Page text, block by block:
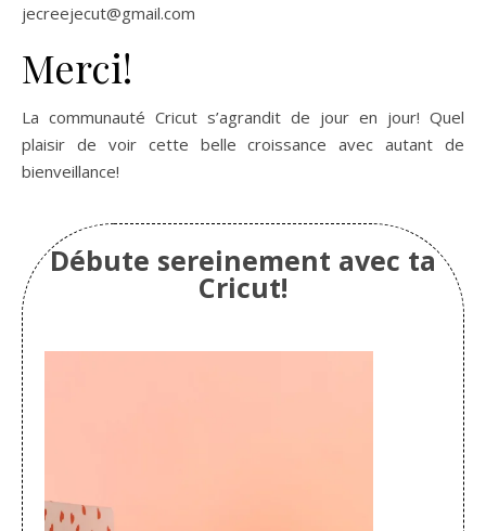
jecreejecut@gmail.com
Merci!
La communauté Cricut s’agrandit de jour en jour! Quel
plaisir de voir cette belle croissance avec autant de
bienveillance!
Débute sereinement avec ta
Cricut!